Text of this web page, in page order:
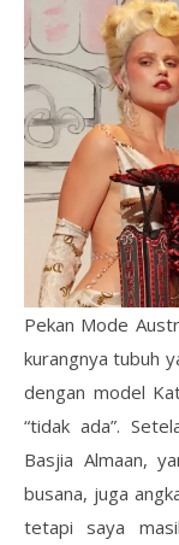
Pekan Mode
kurangnya tubuh
dengan model
“tidak ada”.
Basjia Almaan,
busana, juga
tetapi saya